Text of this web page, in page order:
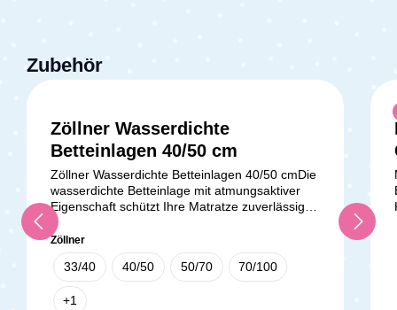
Zubehör
Zöllner Wasserdichte
Betteinlagen 40/50 cm
Zöllner Wasserdichte Betteinlagen 40/50 cmDie
wasserdichte Betteinlage mit atmungsaktiver
Eigenschaft schützt Ihre Matratze zuverlässig
vor Nässe. Dank einer Feuchtigkeitsbarriere
aus eingearbeiteter PU-Folie bleibt Ihre
Matratze trocken und sauber. Unsere
Betteinlage ist in verschiedenen Größen
erhältlich, darunter 33x40 cm, 40x50 cm, 50x70
cm, 70x100 cm und 70x140 cm. Sie schützt
Zöllner
33/40 40/50 50/70 70/100
+1